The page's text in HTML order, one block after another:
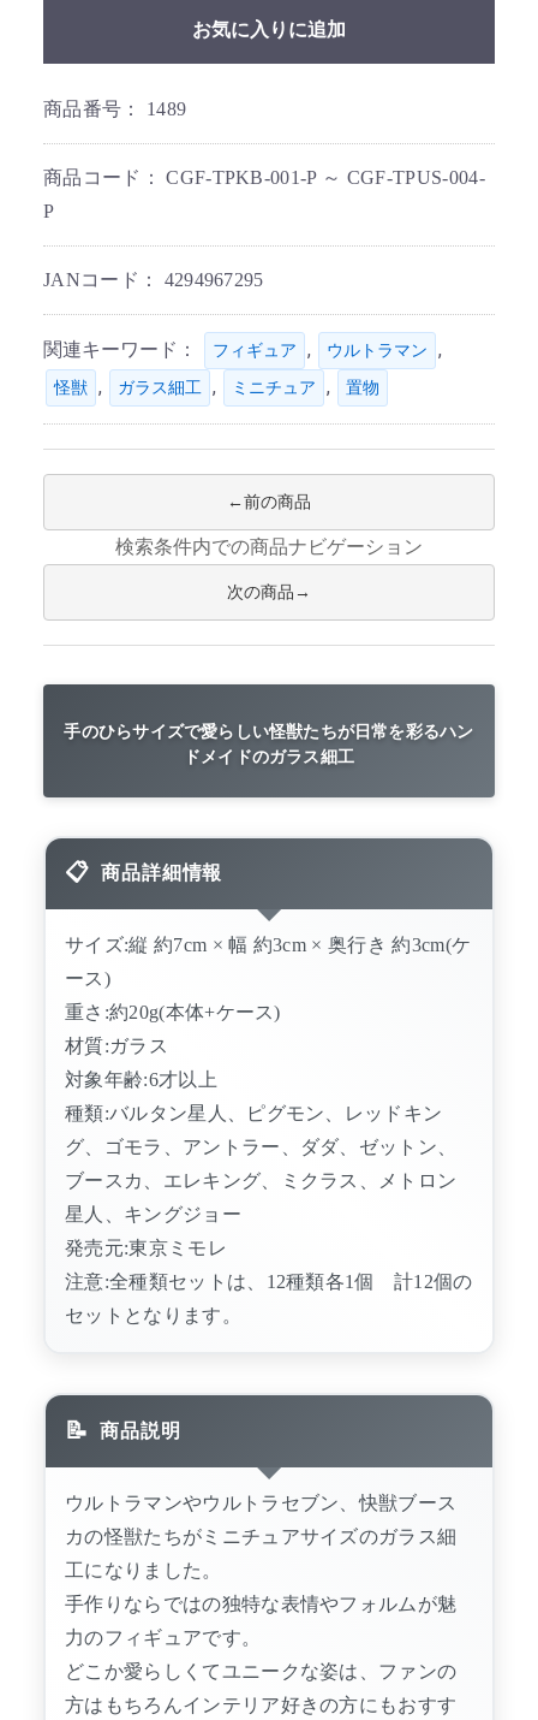
お気に入りに追加
商品番号： 1489
商品コード：CGF-TPKB-001-P ～ CGF-TPUS-004-
P
JANコード： 4294967295
関連キーワード： フィギュア , ウルトラマン ,
怪獣 , ガラス細工 , ミニチュア , 置物
前の商品
検索条件内での商品ナビゲーション
次の商品
手のひらサイズで愛らしい怪獣たちが日常を彩るハン
ドメイドのガラス細工
商品詳細情報
サイズ:縦 約7cm × 幅 約3cm × 奥行き 約3cm(ケ
ース)
重さ:約20g(本体+ケース)
材質:ガラス
対象年齢:6才以上
種類:バルタン星人、ピグモン、レッドキン
グ、ゴモラ、アントラー、ダダ、ゼットン、
ブースカ、エレキング、ミクラス、メトロン
星人、キングジョー
発売元:東京ミモレ
注意:全種類セットは、12種類各1個 計12個の
セットとなります。
商品説明
ウルトラマンやウルトラセブン、快獣ブース
カの怪獣たちがミニチュアサイズのガラス細
工になりました。
手作りならではの独特な表情やフォルムが魅
力のフィギュアです。
どこか愛らしくてユニークな姿は、ファンの
方はもちろんインテリア好きの方にもおすす